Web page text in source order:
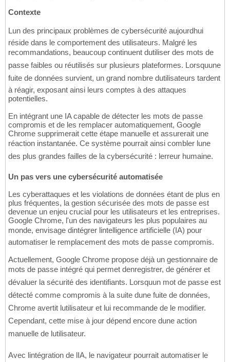
Contexte
Lun des principaux problèmes de cybersécurité aujourdhui
réside dans le comportement des utilisateurs. Malgré les
recommandations, beaucoup continuent dutiliser des mots de
passe faibles ou réutilisés sur plusieurs plateformes. Lorsquune
fuite de données survient, un grand nombre dutilisateurs tardent
à réagir, exposant ainsi leurs comptes à des attaques
potentielles.
En intégrant une IA capable de détecter les mots de passe
compromis et de les remplacer automatiquement, Google
Chrome supprimerait cette étape manuelle et assurerait une
réaction instantanée. Ce système pourrait ainsi combler lune
des plus grandes failles de la cybersécurité : lerreur humaine.
Un pas vers une cybersécurité automatisée
Les cyberattaques et les violations de données étant de plus en
plus fréquentes, la gestion sécurisée des mots de passe est
devenue un enjeu crucial pour les utilisateurs et les entreprises.
Google Chrome, l'un des navigateurs les plus populaires au
monde, envisage dintégrer lintelligence artificielle (IA) pour
automatiser le remplacement des mots de passe compromis.
Actuellement, Google Chrome propose déjà un gestionnaire de
mots de passe intégré qui permet denregistrer, de générer et
dévaluer la sécurité des identifiants. Lorsquun mot de passe est
détecté comme compromis à la suite dune fuite de données,
Chrome avertit lutilisateur et lui recommande de le modifier.
Cependant, cette mise à jour dépend encore dune action
manuelle de lutilisateur.
Avec lintégration de lIA, le navigateur pourrait automatiser le